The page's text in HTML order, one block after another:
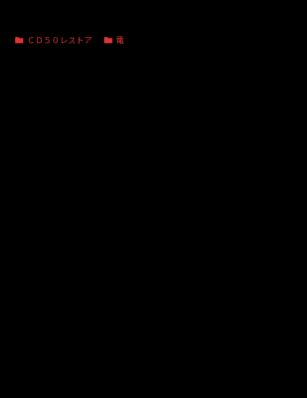
ＣＤ５０レストア 電